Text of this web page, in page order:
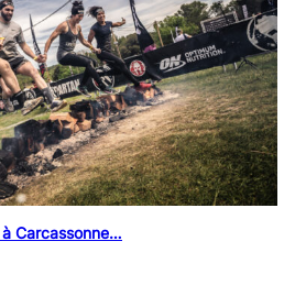
Carcassonne…